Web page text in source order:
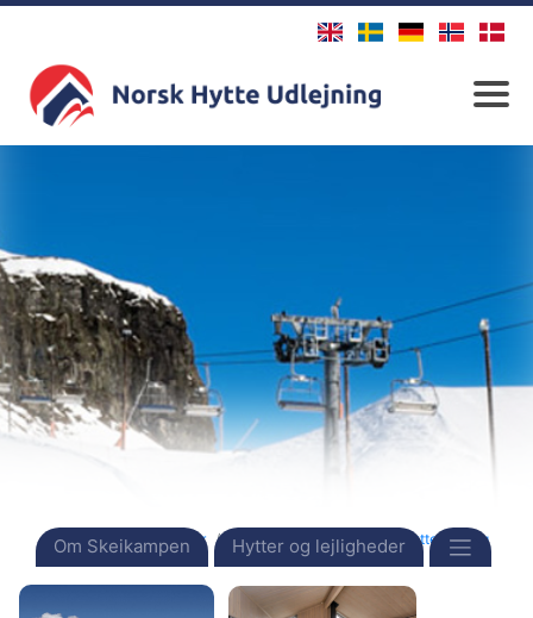
Om Skeikampen Hytter og lejligheder
Forside Destinationer Norge Skeikampen Hytter til salg